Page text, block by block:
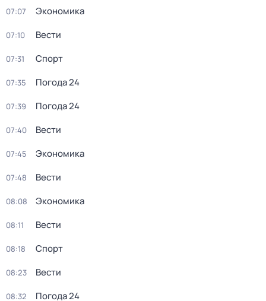
07:07 Экономика
07:10 Вести
07:31 Спорт
07:35 Погода 24
07:39 Погода 24
07:40 Вести
07:45 Экономика
07:48 Вести
08:08 Экономика
08:11 Вести
08:18 Спорт
08:23 Вести
08:32 Погода 24